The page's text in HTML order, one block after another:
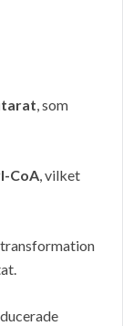
, som
CoA, vilket